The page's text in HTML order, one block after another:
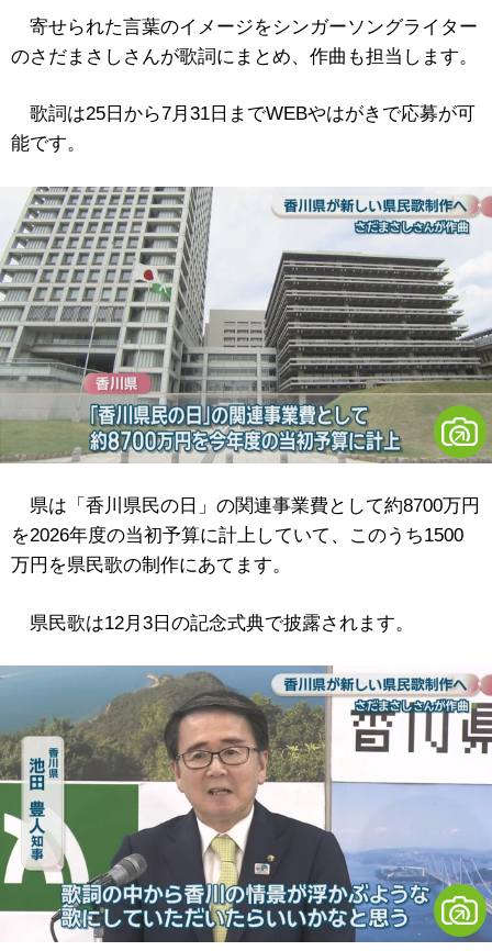
寄せられた言葉のイメージをシンガーソングライター
のさだまさしさんが歌詞にまとめ、作曲も担当します。
歌詞は25日から7月31日までWEBやはがきで応募が可
能です。
県は「香川県民の日」の関連事業費として約8700万円
を2026年度の当初予算に計上していて、このうち1500
万円を県民歌の制作にあてます。
県民歌は12月3日の記念式典で披露されます。